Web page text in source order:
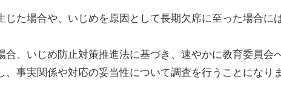
た場合や、いじめを原因として長期欠席に至った場合に
、いじめ防止対策推進法に基づき、速やかに教育委員会
事実関係や対応の妥当性について調査を行うことになりま